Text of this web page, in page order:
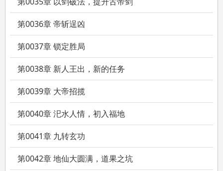
第0036章 帝斩逞凶
第0037章 锁定胜局
第0038章 新人王出，新的任务
第0039章 大帝招揽
第0040章 汜水人情，初入福地
第0041章 九转玄功
第0042章 地仙大圆满，道果之坑